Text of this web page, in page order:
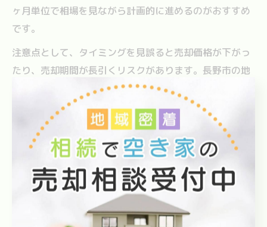
ヶ月単位で相場を見ながら計画的に進めるのがおすすめ
です。
注意点として、タイミングを見誤ると売却価格が下がっ
たり、売却期間が長引くリスクがあります。長野市の地
域特性や市場動向をこまめにチェックし、最適な売却時
期を見極めることが成功につながります。
家売却時のトラブルを防ぐ注意点まとめ
家売却には様々なトラブルのリスクが伴います。代表的
なものとして、契約内容の認識違いや瑕疵（かし）担保
責任、引き渡し時のトラブルなどが挙げられます。契約
前に内容を十分に確認し、不明点は必ず不動産会社や専